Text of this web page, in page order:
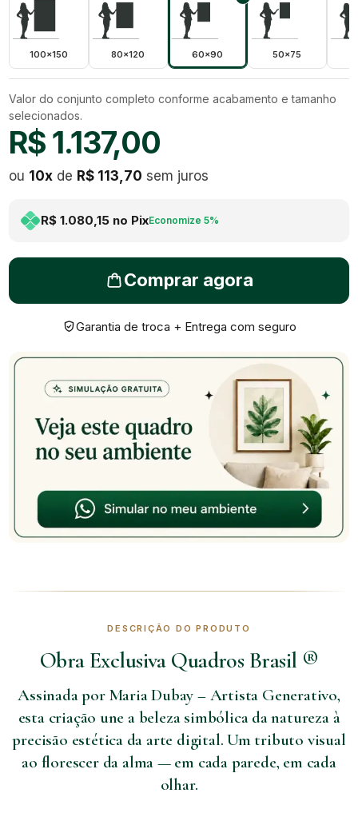
100x150 80x120 60x90 50x75
Valor do conjunto completo conforme acabamento e tamanho
selecionados.
R$ 1.137,00
ou 10x de R$ 113,70 sem juros
R$ 1.080,15 no PixEconomize 5%
Comprar agora
Garantia de troca + Entrega com seguro
DESCRIÇÃO DO PRODUTO
Obra Exclusiva Quadros Brasil ®
Assinada por Maria Dubay – Artista Generativo,
esta criação une a beleza simbólica da natureza à
precisão estética da arte digital. Um tributo visual
ao florescer da alma — em cada parede, em cada
olhar.